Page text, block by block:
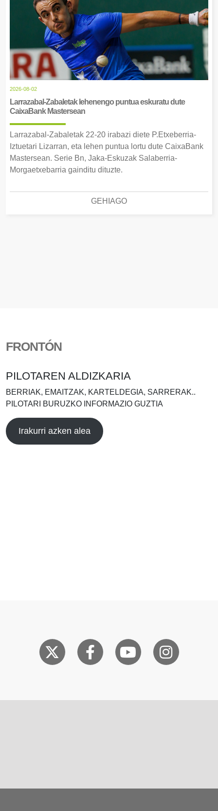
2026-08-02
Larrazabal-Zabaletak lehenengo puntua eskuratu dute
CaixaBank Mastersean
Larrazabal-Zabaletak 22-20 irabazi diete P.Etxeberria-
Iztuetari Lizarran, eta lehen puntua lortu dute CaixaBank
Mastersean. Serie Bn, Jaka-Eskuzak Salaberria-
Morgaetxebarria gainditu dituzte.
GEHIAGO
FRONTÓN
PILOTAREN ALDIZKARIA
BERRIAK, EMAITZAK, KARTELDEGIA, SARRERAK..
PILOTARI BURUZKO INFORMAZIO GUZTIA
Irakurri azken alea